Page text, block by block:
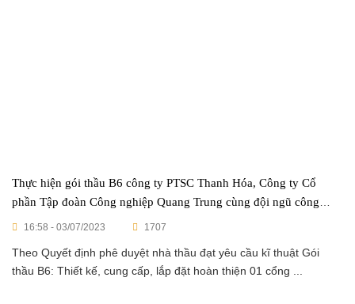
Thực hiện gói thầu B6 công ty PTSC Thanh Hóa, Công ty Cổ
phần Tập đoàn Công nghiệp Quang Trung cùng đội ngũ công
nhân viên đang gấp rút hoàn thành tiến độ dự án
16:58 - 03/07/2023 1707
Theo Quyết định phê duyệt nhà thầu đạt yêu cầu kĩ thuật Gói
thầu B6: Thiết kế, cung cấp, lắp đặt hoàn thiện 01 cổng ...